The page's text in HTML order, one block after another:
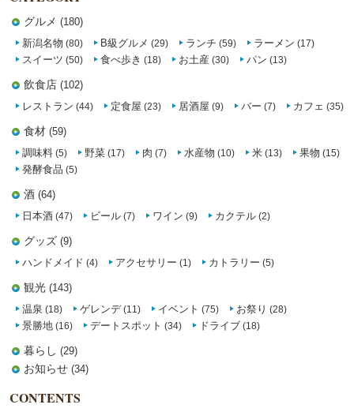
グルメ (180)
新潟名物 (80) B級グルメ (29) ランチ (59) ラーメン (17)
スイーツ (50) 食べ歩き (18) お土産 (30) パン (13)
飲食店 (102)
レストラン (44) 定食屋 (23) 居酒屋 (9) バー (7) カフェ (35)
食材 (59)
調味料 (5) 野菜 (17) 肉 (7) 水産物 (10) 米 (13) 果物 (15)
発酵食品 (5)
酒 (64)
日本酒 (47) ビール (7) ワイン (9) カクテル (2)
グッズ (9)
ハンドメイド (4) アクセサリー (1) カトラリー (5)
観光 (143)
温泉 (18) ゲレンデ(11) イベント (75) お祭り (28)
景勝地 (16) デートスポット (34) ドライブ (18)
暮らし (29)
お知らせ (34)
CONTENTS